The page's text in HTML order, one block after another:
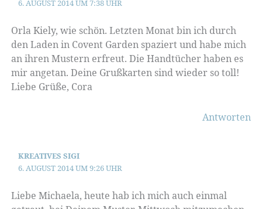
6. AUGUST 2014 UM 7:38 UHR
Orla Kiely, wie schön. Letzten Monat bin ich durch
den Laden in Covent Garden spaziert und habe mich
an ihren Mustern erfreut. Die Handtücher haben es
mir angetan. Deine Grußkarten sind wieder so toll!
Liebe Grüße, Cora
Antworten
KREATIVES SIGI
6. AUGUST 2014 UM 9:26 UHR
Liebe Michaela, heute hab ich mich auch einmal